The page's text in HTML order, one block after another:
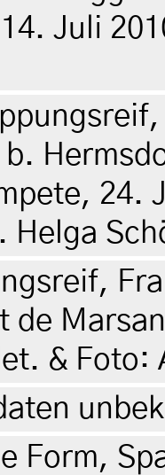
Juli
b.
24.
Helga
de
& Foto:
Form,